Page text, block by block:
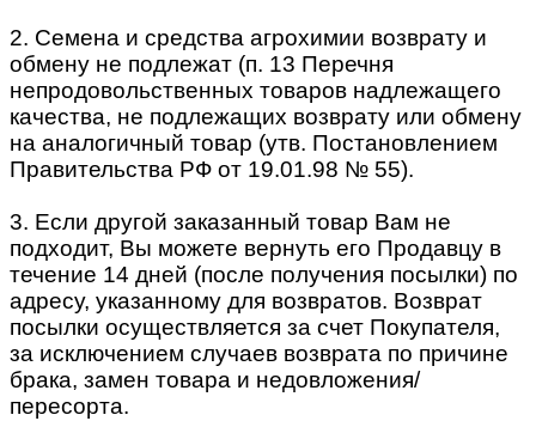
2. Семена и средства агрохимии возврату и
обмену не подлежат (п. 13 Перечня
непродовольственных товаров надлежащего
качества, не подлежащих возврату или обмену
на аналогичный товар (утв. Постановлением
Правительства РФ от 19.01.98 № 55).
3. Если другой заказанный товар Вам не
подходит, Вы можете вернуть его Продавцу в
течение 14 дней (после получения посылки) по
адресу, указанному для возвратов. Возврат
посылки осуществляется за счет Покупателя,
за исключением случаев возврата по причине
брака, замен товара и недовложения/
пересорта.